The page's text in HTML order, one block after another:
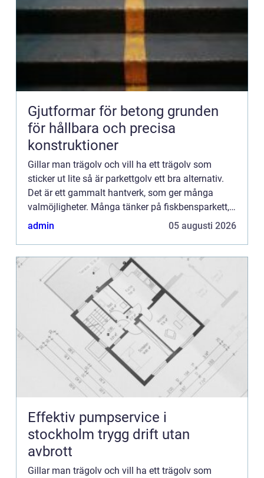
Gjutformar för betong grunden
för hållbara och precisa
konstruktioner
Gillar man trägolv och vill ha ett trägolv som
sticker ut lite så är parkettgolv ett bra alternativ.
Det är ett gammalt hantverk, som ger många
valmöjligheter. Många tänker på fiskbensparkett,
där stavarna är lagda i ett fiskbensmönster. Men
admin 05 augusti 2026
Effektiv pumpservice i
stockholm trygg drift utan
avbrott
Gillar man trägolv och vill ha ett trägolv som